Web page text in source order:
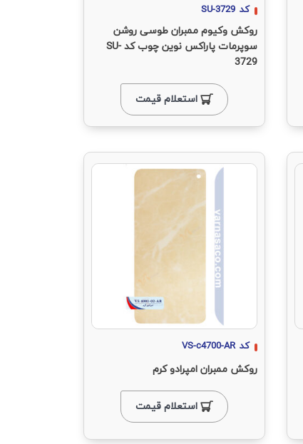
کد SU-3729
روکش وکیوم ممبران طوسی روشن
سوپرمات پاراکس نوین چوب کد SU-
3729
استعلام قیمت
کد VS-c4700-AR
روکش ممبران امپرادو کرم
استعلام قیمت